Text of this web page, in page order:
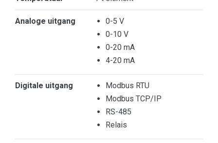
Analoge uitgang
0-5 V
0-10 V
0-20 mA
4-20 mA
Digitale uitgang
Modbus RTU
Modbus TCP/IP
RS-485
Relais